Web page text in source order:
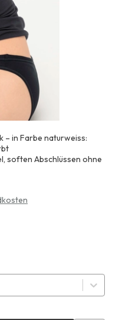
– in Farbe naturweiss:
soften Abschlüssen ohne